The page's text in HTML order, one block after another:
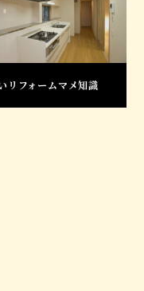
リフォームマメ知識